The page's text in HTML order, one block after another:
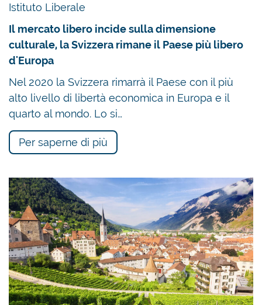
Istituto Liberale
Il mercato libero incide sulla dimensione
culturale, la Svizzera rimane il Paese più libero
d'Europa
Nel 2020 la Svizzera rimarrà il Paese con il più
alto livello di libertà economica in Europa e il
quarto al mondo. Lo si…
Per saperne di più